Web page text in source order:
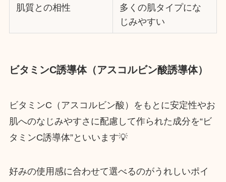
肌質との相性
多くの肌タイプにな
じみやすい
ビタミンC誘導体（アスコルビン酸誘導体）
ビタミンC（アスコルビン酸）をもとに安定性やお
肌へのなじみやすさに配慮して作られた成分を“ビ
タミンC誘導体”といいます💡
好みの使用感に合わせて選べるのがうれしいポイ